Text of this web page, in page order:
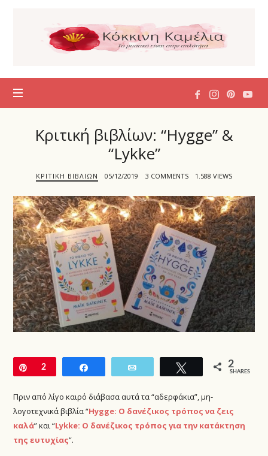
Κόκκινη
Καμέλια
Κριτική βιβλίων: “Hygge” &
“Lykke”
ΚΡΙΤΙΚΉ ΒΙΒΛΊΩΝ 05/12/2019 3 COMMENTS 1.588 VIEWS
Pin
2 Tweet 2
SHARES
Πριν από λίγο καιρό διάβασα αυτά τα “αδερφάκια”, μη-
λογοτεχνικά βιβλία “Hygge: Ο δανέζικος τρόπος να ζεις
καλά” και “Lykke: Ο δανέζικος τρόπος για την κατάκτηση
της ευτυχίας“.